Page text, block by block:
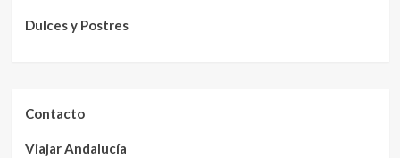
Dulces y Postres
Contacto
Viajar Andalucía